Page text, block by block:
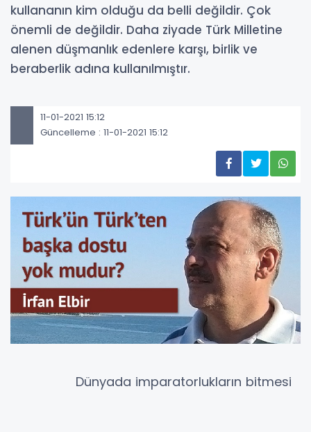
kullananın kim olduğu da belli değildir. Çok
önemli de değildir. Daha ziyade Türk Milletine
alenen düşmanlık edenlere karşı, birlik ve
beraberlik adına kullanılmıştır.
11-01-2021 15:12
Güncelleme : 11-01-2021 15:12
Dünyada imparatorlukların bitmesi